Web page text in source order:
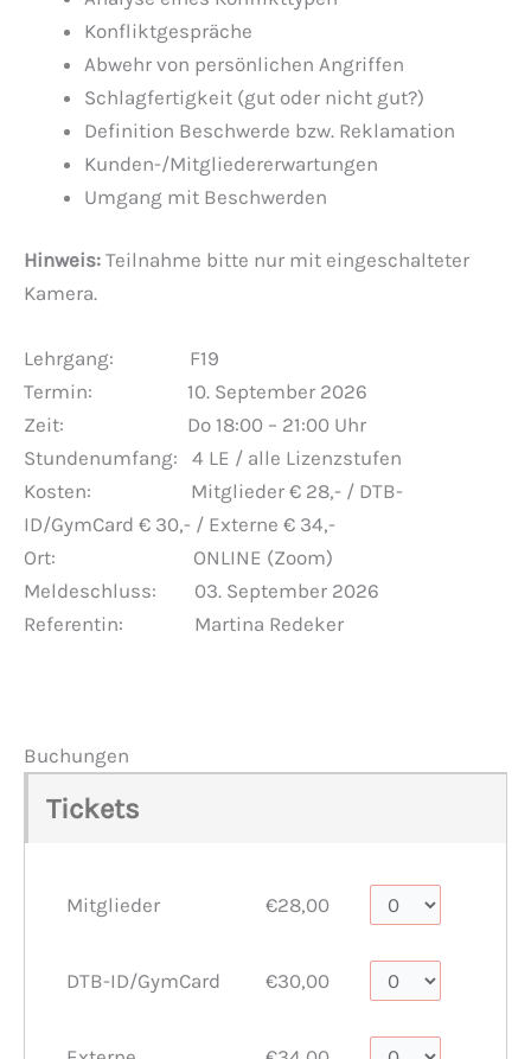
Konfliktgespräche
Abwehr von persönlichen Angriffen
Schlagfertigkeit (gut oder nicht gut?)
Definition Beschwerde bzw. Reklamation
Kunden-/Mitgliedererwartungen
Umgang mit Beschwerden
Hinweis: Teilnahme bitte nur mit eingeschalteter
Kamera.
Lehrgang: F19
Termin: 10. September 2026
Zeit: Do 18:00 – 21:00 Uhr
Stundenumfang: 4 LE / alle Lizenzstufen
Kosten: Mitglieder € 28,- / DTB-
ID/GymCard € 30,- / Externe € 34,-
Ort: ONLINE (Zoom)
Meldeschluss: 03. September 2026
Referentin: Martina Redeker
Buchungen
Tickets
Mitglieder €28,00
DTB-ID/GymCard €30,00